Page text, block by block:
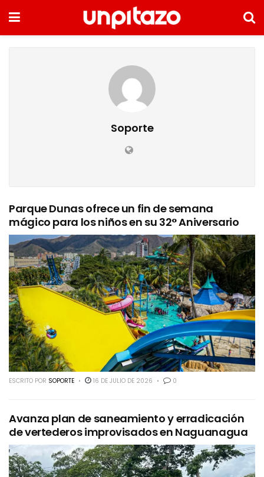
Soporte
Parque Dunas ofrece un fin de semana
mágico para los niños en su 32° Aniversario
ESCRITO POR SOPORTE 16 DE JULIO DE 2026 0
Avanza plan de saneamiento y erradicación
de vertederos improvisados en Naguanagua